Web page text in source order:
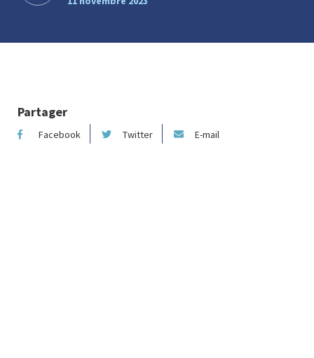
Partager
Facebook Twitter E-mail